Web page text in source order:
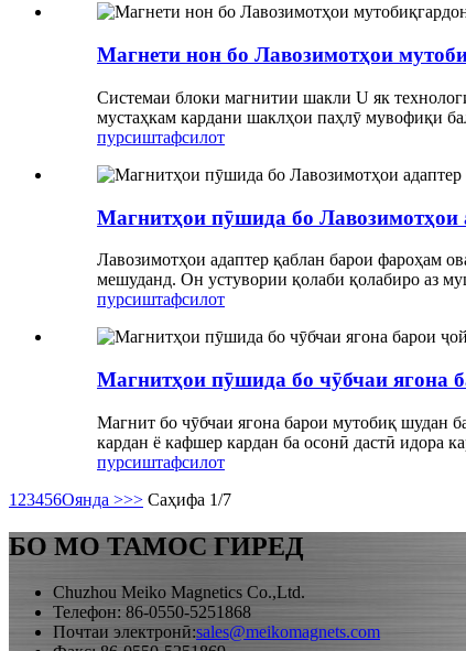
Магнети нон бо Лавозимотҳои
Системаи блоки магнитии шакли U як
мустаҳкам кардани шаклҳои паҳлӯ мувофиқи
пурсиштафсилот
Магнитҳои пӯшида бо Лавозимотҳои
Лавозимотҳои адаптер қаблан барои фароҳам
мешуданд. Он устувории қолаби қолабиро аз
пурсиштафсилот
Магнитҳои пӯшида бо чӯбчаи ягона
Магнит бо чӯбчаи ягона барои мутобиқ шудан
кардан ё кафшер кардан ба осонӣ дастӣ идора
пурсиштафсилот
1 23456Оянда >>> Саҳифа 1/7
БО МО ТАМОС ГИРЕД
Chuzhou Meiko Magnetics Co.,Ltd.
Телефон: 86-0550-5251868
Почтаи электронӣ:sales@meikomagnets.com